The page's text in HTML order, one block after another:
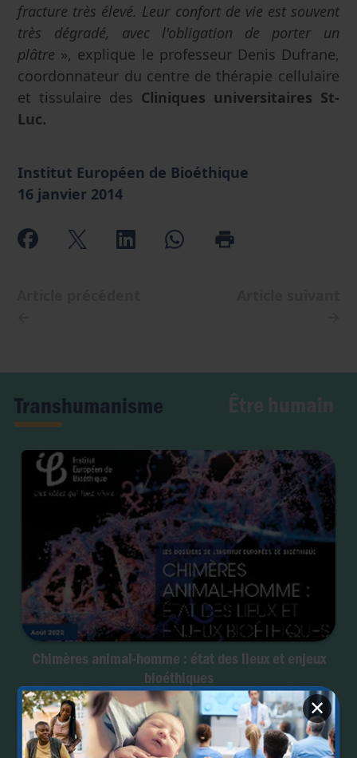
fracture très élevé. Leur confort de vie est souvent
très dégradé, avec l'obligation de porter un
plâtre », explique le professeur Denis Dufrane,
coordonnateur du centre de thérapie cellulaire
et tissulaire des Cliniques universitaires St-
Luc.
Institut Européen de Bioéthique
16 janvier 2014
✕
Transhumanisme
Chimères animal-homme : état des lieux et enjeux
bioéthiques